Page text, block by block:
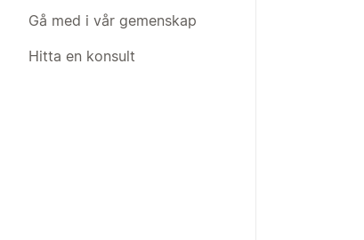
Gå med i vår gemenskap
Hitta en konsult